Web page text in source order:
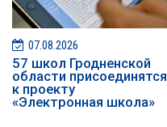
07.08.2026
57 школ Гродненской
области присоединятся
к проекту
«Электронная школа»